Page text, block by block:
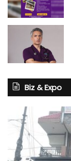
Biz & Expo